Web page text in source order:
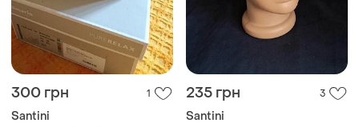
300 грн 1
Santini
235 грн 3
Santini